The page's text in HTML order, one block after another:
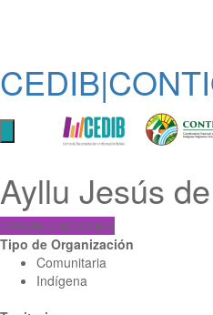
Ayllu Jesús
ORGANIZACIONES
Tipo de Organización
Comunitaria
Indígena